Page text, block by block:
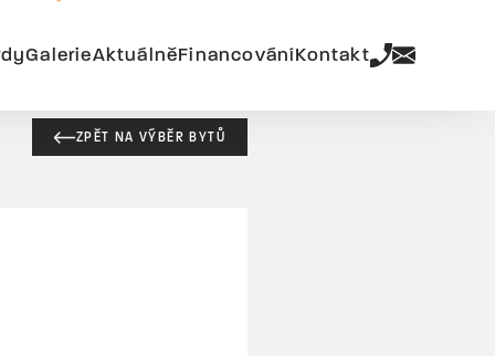
GalerieAktuálně Financování Kontakt
ZPĚT NA VÝBĚR BYTŮ